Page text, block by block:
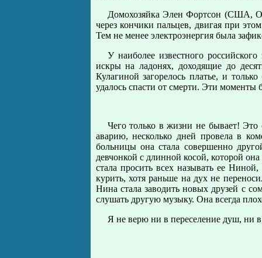
Домохозяйка Элен Фортсон (США,
через кончики пальцев, двигая при
Тем не менее электроэнергия была
У наиболее известного
искры на ладонях, доходящие до
Кулагиной загорелось платье, и
удалось спасти от смерти. Эти
Чего только в жизни не бывает!
аварию, несколько дней провела в
больницы она стала совершенно
девчонкой с длинной косой, которой
стала просить всех называть ее
курить, хотя раньше на дух не
Нина стала заводить новых друзей с
слушать другую музыку. Она всегда
Я не верю ни в переселение душ, ни